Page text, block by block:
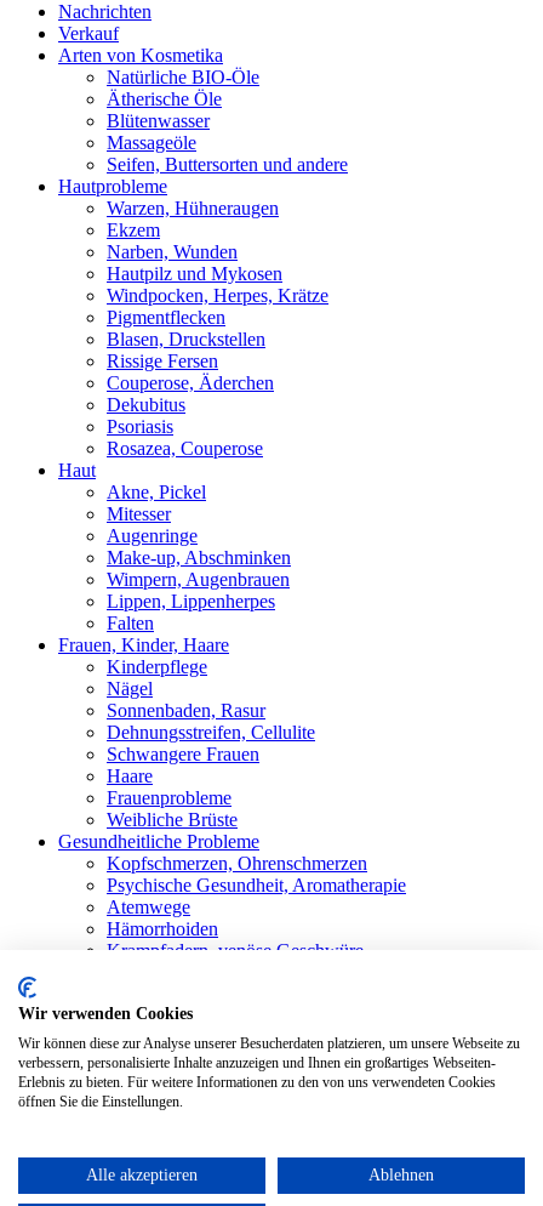
Nachrichten
Verkauf
Arten von Kosmetika
Natürliche BIO-Öle
Ätherische Öle
Blütenwasser
Massageöle
Seifen, Buttersorten und andere
Hautprobleme
Warzen, Hühneraugen
Ekzem
Narben, Wunden
Hautpilz und Mykosen
Windpocken, Herpes, Krätze
Pigmentflecken
Blasen, Druckstellen
Rissige Fersen
Couperose, Äderchen
Dekubitus
Psoriasis
Rosazea, Couperose
Haut
Akne, Pickel
Mitesser
Augenringe
Make-up, Abschminken
Wimpern, Augenbrauen
Lippen, Lippenherpes
Falten
Frauen, Kinder, Haare
Kinderpflege
Nägel
Sonnenbaden, Rasur
Dehnungsstreifen, Cellulite
Schwangere Frauen
Haare
Frauenprobleme
Weibliche Brüste
Gesundheitliche Probleme
Kopfschmerzen, Ohrenschmerzen
Psychische Gesundheit, Aromatherapie
Atemwege
Hämorrhoiden
Krampfadern, venöse Geschwüre
Rheumatismus, Gelenkschmerzen
Mundhöhle
Magenbeschwerden
ShopAlle Produkte
Kontakt
Anmelden / Registrieren
Wir verwenden Cookies
Wir können diese zur Analyse unserer Besucherdaten platzieren, um unsere Webseite zu
verbessern, personalisierte Inhalte anzuzeigen und Ihnen ein großartiges Webseiten-
Erlebnis zu bieten. Für weitere Informationen zu den von uns verwendeten Cookies
öffnen Sie die Einstellungen.
Alle akzeptieren Ablehnen